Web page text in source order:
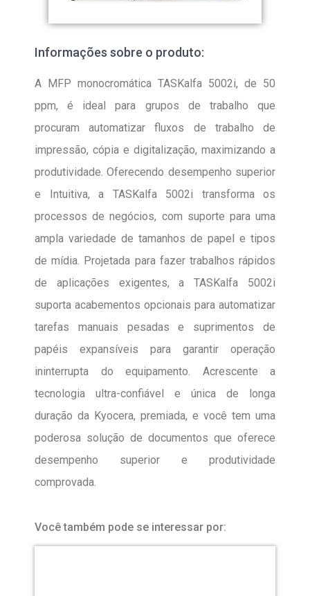
Informações sobre o produto:
A MFP monocromática TASKalfa 5002i, de 50
ppm, é ideal para grupos de trabalho que
procuram automatizar fluxos de trabalho de
impressão, cópia e digitalização, maximizando a
produtividade. Oferecendo desempenho superior
e Intuitiva, a TASKalfa 5002i transforma os
processos de negócios, com suporte para uma
ampla variedade de tamanhos de papel e tipos
de mídia. Projetada para fazer trabalhos rápidos
de aplicações exigentes, a TASKalfa 5002i
suporta acabementos opcionais para automatizar
tarefas manuais pesadas e suprimentos de
papéis expansíveis para garantir operação
ininterrupta do equipamento. Acrescente a
tecnologia ultra-confiável e única de longa
duração da Kyocera, premiada, e você tem uma
poderosa solução de documentos que oferece
desempenho superior e produtividade
comprovada.
Você também pode se interessar por: